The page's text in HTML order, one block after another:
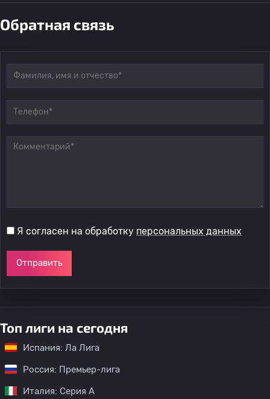
Обратная связь
Я согласен на обработку персональных данных
Отправить
Топ лиги на сегодня
Испания: Ла Лига
Россия: Премьер-лига
Италия: Серия А